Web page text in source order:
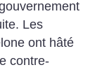
Les
ont hâté
contre-